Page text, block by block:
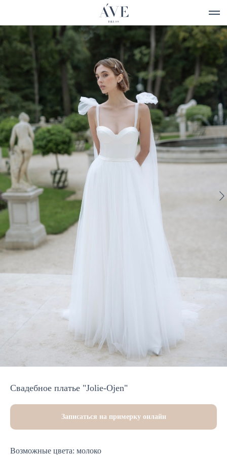
Свадебное платье "Jolie-Ojen"
Записаться на примерку онлайн
Возможные цвета: молоко